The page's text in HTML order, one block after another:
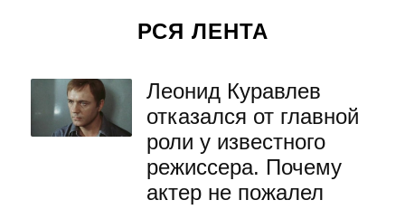
РСЯ ЛЕНТА
Леонид Куравлев
отказался от главной
роли у известного
режиссера. Почему
актер не пожалел